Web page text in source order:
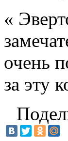
«
очень
за эту